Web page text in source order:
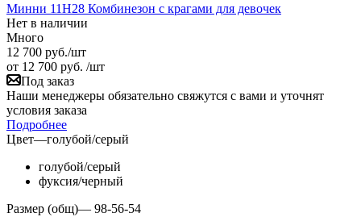
Минни 11Н28 Комбинезон с крагами для девочек
Нет в наличии
Много
12 700 руб./шт
от 12 700 руб. /шт
Под заказ
Наши менеджеры обязательно свяжутся с вами и уточнят
условия заказа
Подробнее
Цвет—голубой/серый
голубой/серый
фуксия/черный
Размер (общ)— 98-56-54